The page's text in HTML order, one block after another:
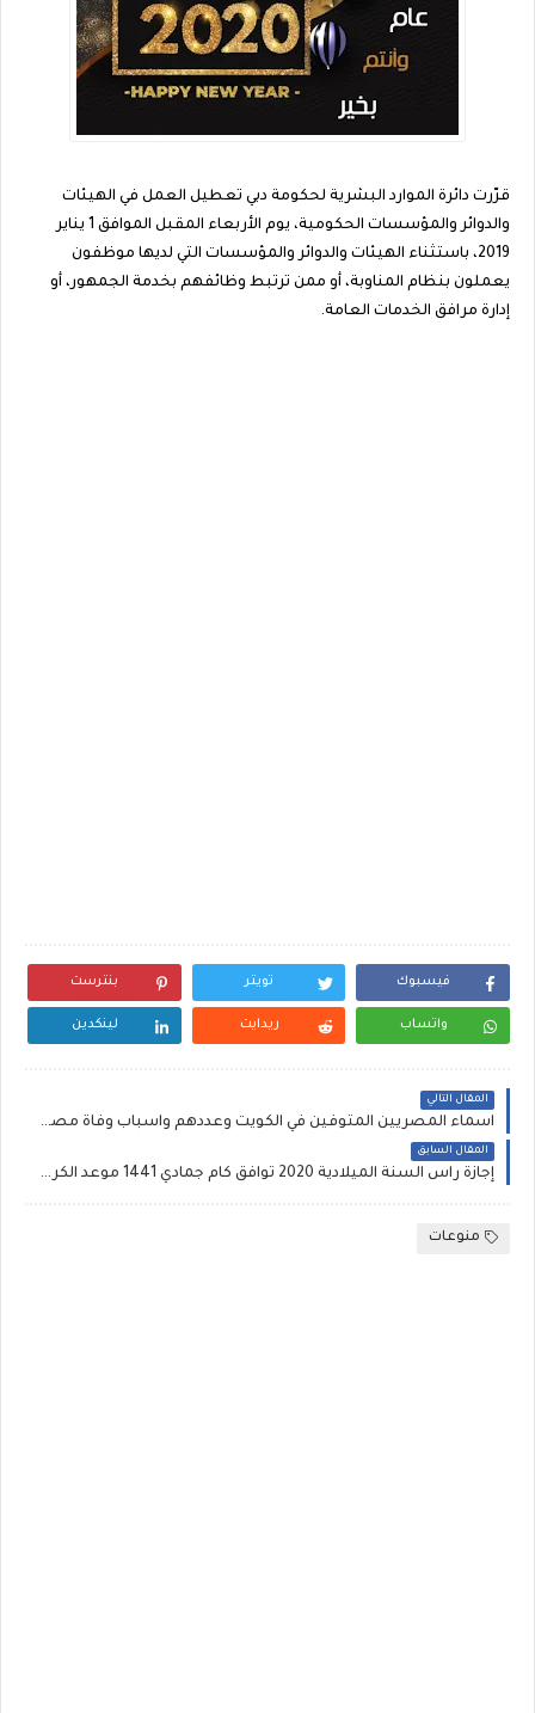
قرّرت دائرة الموارد البشرية لحكومة دبي تعطيل العمل في الهيئات
والدوائر والمؤسسات الحكومية، يوم الأربعاء المقبل الموافق 1 يناير
2019، باستثناء الهيئات والدوائر والمؤسسات التي لديها موظفون
يعملون بنظام المناوبة، أو ممن ترتبط وظائفهم بخدمة الجمهور، أو
إدارة مرافق الخدمات العامة.
فيسبوك تويتر بنترست
واتساب ريدايت لينكدين
المقال التالي
اسماء المصريين المتوفين في الكويت وعددهم واسباب وفاة مصريين بالكويت ومتى تعود وكيفية استلام المصريين العائدين من الكويت وصرف التعويضات
المقال السابق
إجازة راس السنة الميلادية 2020 توافق كام جمادي 1441 موعد الكريسماس في الإمارات وقطر والسعودية وسلطنة عمان والبحرين
منوعات